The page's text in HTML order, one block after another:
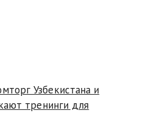
Узбекистана и
тренинги для